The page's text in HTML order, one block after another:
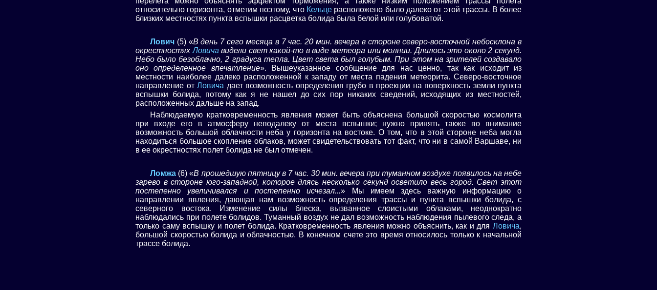
относительно горизонта, отметим поэтому, что Кельцерасположено было далеко от этой трассы. В более
близких местностях пункта вспышки расцветка болида была белой или голубоватой.
Лович (5) «В день 7 сего месяца в 7 час. 20 мин. вечера в стороне северо-восточной небосклона в
окрестностяхЛовича видели свет какой-то в виде метеора или молнии. Длилось это около 2 секунд.
Небо было безоблачно, 2 градуса тепла. Цвет света был голубым. При этом на зрителей создавало
оно определенное впечатление». Вышеуказанное сообщение для нас ценно, так как исходит из
местности наиболее далеко расположенной к западу от места падения метеорита. Северо-восточное
направление от Ловича дает возможность определения грубо в проекции на поверхность земли пункта
вспышки болида, потому как я не нашел до сих пор никаких сведений, исходящих из местностей,
расположенных дальше на запад.
Наблюдаемую кратковременность явления может быть объяснена большой скоростью космолита
при входе его в атмосферу неподалеку от места вспышки; нужно принять также во внимание
возможность большой облачности неба у горизонта на востоке. О том, что в этой стороне неба могла
находиться большое скопление облаков, может свидетельствовать тот факт, что ни в самой Варшаве, ни
в ее окрестностях полет болида не был отмечен.
Ломжа (6) «В прошедшую пятницу в 7 час. 30 мин. вечера при туманном воздухе появилось на небе
зарево в стороне юго-западной, которое длясь несколько секунд осветило весь город. Свет этот
постепенно увеличивался и постепенно исчезал...» Мы имеем здесь важную информацию о
направлении явления, дающая нам возможность определения трассы и пункта вспышки болида, с
северного востока. Изменение силы блеска, вызванное слоистыми облаками, неоднократно
наблюдались при полете болидов. Туманный воздух не дал возможность наблюдения пылевого следа, а
только саму вспышку и полет болида. Кратковременность явления можно объяснить, как и для Ловича,
большой скоростью болида и облачностью. В конечном счете это время относилось только к начальной
трассе болида.